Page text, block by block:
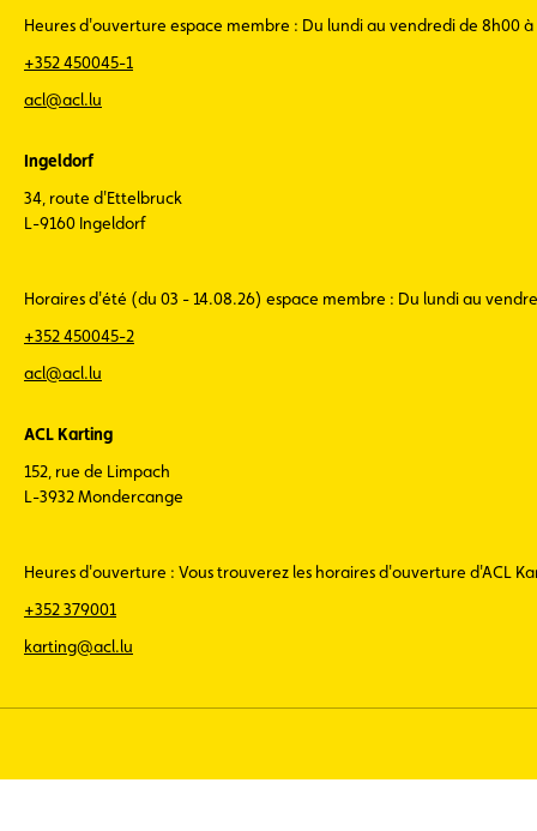
Heures d'ouverture espace membre : Du lundi au vendredi de 8h00 à
+352 450045-1
acl@acl.lu
Ingeldorf
34, route d'Ettelbruck
L-9160 Ingeldorf
Horaires d'été (du 03 - 14.08.26) espace membre : Du lundi au
+352 450045-2
acl@acl.lu
ACL Karting
152, rue de Limpach
L-3932 Mondercange
Heures d'ouverture : Vous trouverez les horaires d'ouverture d'ACL
+352 379001
karting@acl.lu